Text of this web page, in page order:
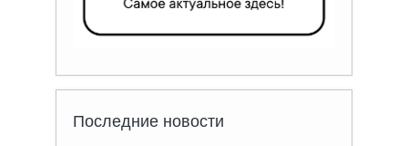
Последние новости